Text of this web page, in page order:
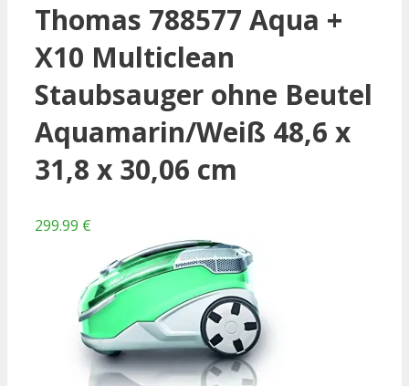
Thomas 788577 Aqua +
X10 Multiclean
Staubsauger ohne Beutel
Aquamarin/Weiß 48,6 x
31,8 x 30,06 cm
299.99 €